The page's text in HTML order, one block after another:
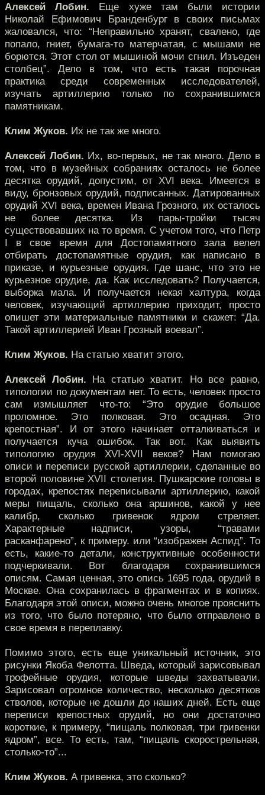
Алексей Лобин. Еще хуже там были истории
Николай Ефимович Бранденбург в своих письмах
жаловался, что: “Неправильно хранят, свалено, где
попало, гниет, бумага-то матерчатая, с мышами не
борются. Этот стол от мышиной мочи сгнил. Изъеден
столбец”. Дело в том, что есть такая порочная
практика среди современных исследователей,
изучать артиллерию только по сохранившимся
памятникам.
Клим Жуков. Их не так же много.
Алексей Лобин. Их, во-первых, не так много. Дело в
том, что в музейных собраниях осталось не более
десятка орудий, допустим, от XVI века. Имеется в
виду, бронзовых орудий, подписанных. Датированных
орудий XVI века, времен Ивана Грозного, их осталось
не более десятка. Из пары-тройки тысяч
существовавших на то время. С учетом того, что Петр
I в свое время для Достопамятного зала велел
отбирать достопамятные орудия, как написано в
приказе, и курьезные орудия. Где шанс, что это не
курьезное орудие, да. Как исследовать? Получается,
выборка мала. И получается некая халтура, когда
человек, изучающий артиллерию приходит, просто
опишет эти материальные памятники и скажет: “Да.
Такой артиллерией Иван Грозный воевал”.
Клим Жуков. На статью хватит этого.
Алексей Лобин. На статью хватит. Но все равно,
типологии по документам нет. То есть, человек просто
сам измышляет что-то: “Это орудие большое
проломное. Это полковая. Это осадная. Это
крепостная”. И от этого начинает отталкиваться и
получается куча ошибок. Так вот. Как выявить
типологию орудия XVI-XVII веков? Нам помогаю
описи и переписи русской артиллерии, сделанные во
второй половине XVII столетия. Пушкарские головы в
городах, крепостях переписывали артиллерию, какой
меры пищаль, сколько она аршинов, какой у нее
калибр, сколько гривенок ядром стреляет.
Характерные надписи, узоры, “травами
расканфарено”, к примеру. или “изображен Аспид”. То
есть, какие-то детали, конструктивные особенности
подчеркивали. Вот благодаря сохранившимся
описям. Самая ценная, это опись 1695 года, орудий в
Москве. Она сохранилась в фрагментах и в копиях.
Благодаря этой описи, можно очень многое прояснить
из того, что было потеряно, что было отправлено в
свое время в переплавку.
Помимо этого, есть еще уникальный источник, это
рисунки Якоба Фелотта. Шведа, который зарисовывал
трофейные орудия, которые шведы захватывали.
Зарисовал огромное количество, несколько десятков
стволов, которые не дошли до наших дней. Есть еще
переписи крепостных орудий, но они достаточно
короткие, к примеру, “пищаль полковая, три гривенки
ядром”, все. То есть, там, “пищаль скорострельная,
столько-то”...
Клим Жуков. А гривенка, это сколько?